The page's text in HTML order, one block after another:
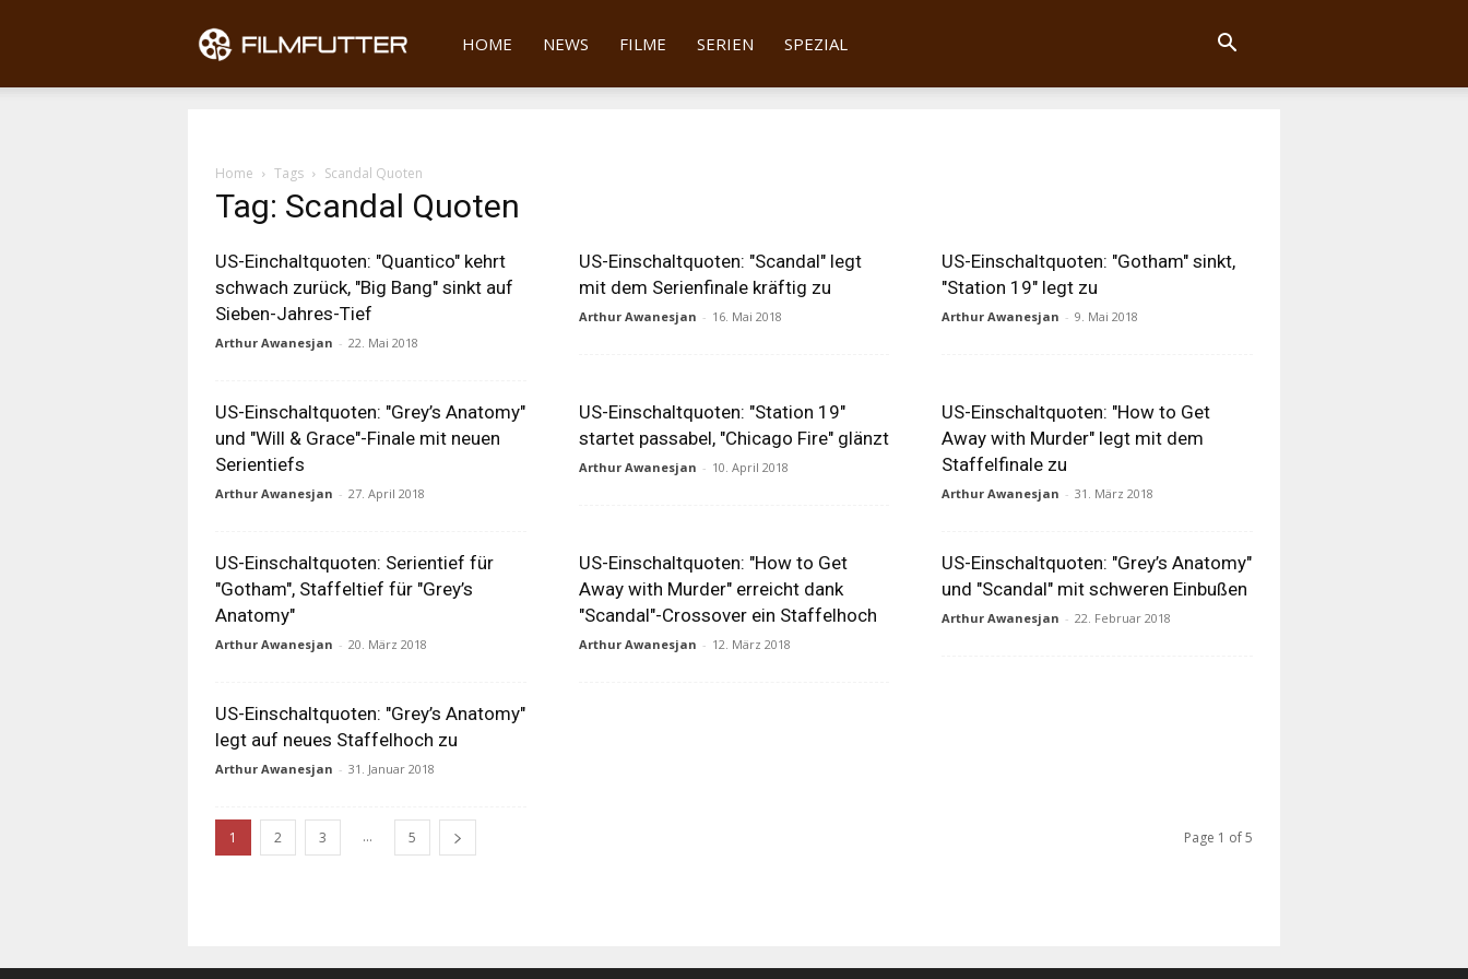
Filmfutter
HOME NEWS FILME SERIEN SPEZIAL
Home Tags Scandal Quoten
Tag: Scandal Quoten
US-Einchaltquoten: "Quantico" kehrt
schwach zurück, "Big Bang" sinkt auf
Sieben-Jahres-Tief
Arthur Awanesjan - 22. Mai 2018
US-Einschaltquoten: "Scandal" legt
mit dem Serienfinale kräftig zu
Arthur Awanesjan - 16. Mai 2018
US-Einschaltquoten: "Gotham" sinkt,
"Station 19" legt zu
Arthur Awanesjan - 9. Mai 2018
US-Einschaltquoten: "Grey’s Anatomy"
und "Will & Grace"-Finale mit neuen
Serientiefs
Arthur Awanesjan - 27. April 2018
US-Einschaltquoten: "Station 19"
startet passabel, "Chicago Fire" glänzt
Arthur Awanesjan - 10. April 2018
US-Einschaltquoten: "How to Get
Away with Murder" legt mit dem
Staffelfinale zu
Arthur Awanesjan - 31. März 2018
US-Einschaltquoten: Serientief für
"Gotham", Staffeltief für "Grey’s
Anatomy"
Arthur Awanesjan - 20. März 2018
US-Einschaltquoten: "How to Get
Away with Murder" erreicht dank
"Scandal"-Crossover ein Staffelhoch
Arthur Awanesjan - 12. März 2018
US-Einschaltquoten: "Grey’s Anatomy"
und "Scandal" mit schweren Einbußen
Arthur Awanesjan - 22. Februar 2018
US-Einschaltquoten: "Grey’s Anatomy"
legt auf neues Staffelhoch zu
Arthur Awanesjan - 31. Januar 2018
1 2 3 ... 5 Page 1 of 5